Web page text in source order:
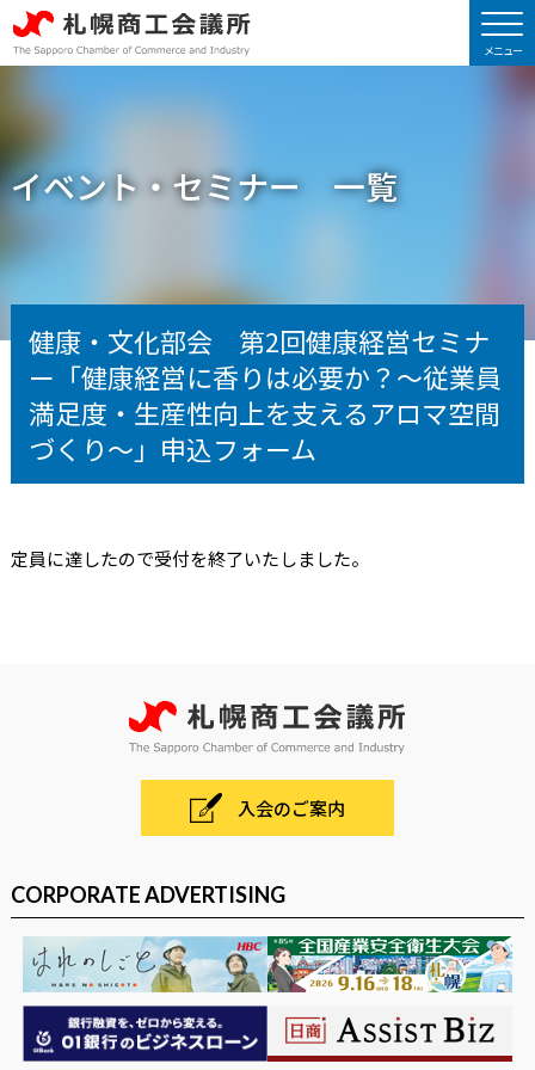
イベント・セミナー 一覧
健康・文化部会 第2回健康経営セミナ
ー「健康経営に香りは必要か？〜従業員
満⾜度・⽣産性向上を⽀えるアロマ空間
づくり〜」申込フォーム
定員に達したので受付を終了いたしました。
入会のご案内
CORPORATE ADVERTISING